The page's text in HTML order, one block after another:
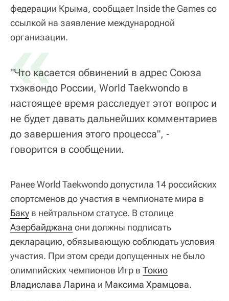
федерации Крыма, сообщает Inside the Games со
ссылкой на заявление международной
организации.
«
"Что касается обвинений в адрес Союза
тхэквондо России, World Taekwondo в
настоящее время расследует этот вопрос и
не будет давать дальнейших комментариев
до завершения этого процесса", -
говорится в сообщении.
Ранее World Taekwondo допустила 14 российских
спортсменов до участия в чемпионате мира в
Баку в нейтральном статусе. В столице
Азербайджана они должны подписать
декларацию, обязывающую соблюдать условия
участия. При этом среди допущенных не было
олимпийских чемпионов Игр в Токио
Владислава Ларина и Максима Храмцова.